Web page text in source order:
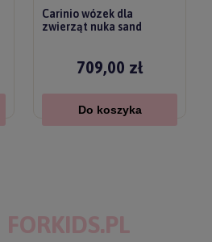
Carinio wózek dla
zwierząt nuka sand
709,00 zł
Do koszyka
FORKIDS.PL